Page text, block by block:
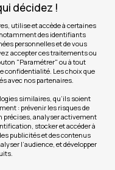
décidez !
utilise et accède à certaines
des identifiants
personnelles et de vous
accepter ces traitements ou
"Paramétrer" ou à tout
confidentialité. Les choix que
avec nos partenaires.
similaires, qu’ils soient
: prévenir les risques de
précises, analyser activement
stocker et accéder à
publicités et des contenus
l’audience, et développer
Valider